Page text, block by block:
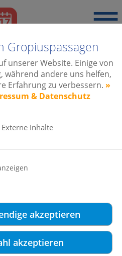
Gropiuspassagen
unserer Website. Einige von
während andere uns helfen,
Erfahrung zu verbessern. »
& Datenschutz
Externe Inhalte
akzeptieren
akzeptieren
·Implantate
Berlin
Kerl! Beliebt